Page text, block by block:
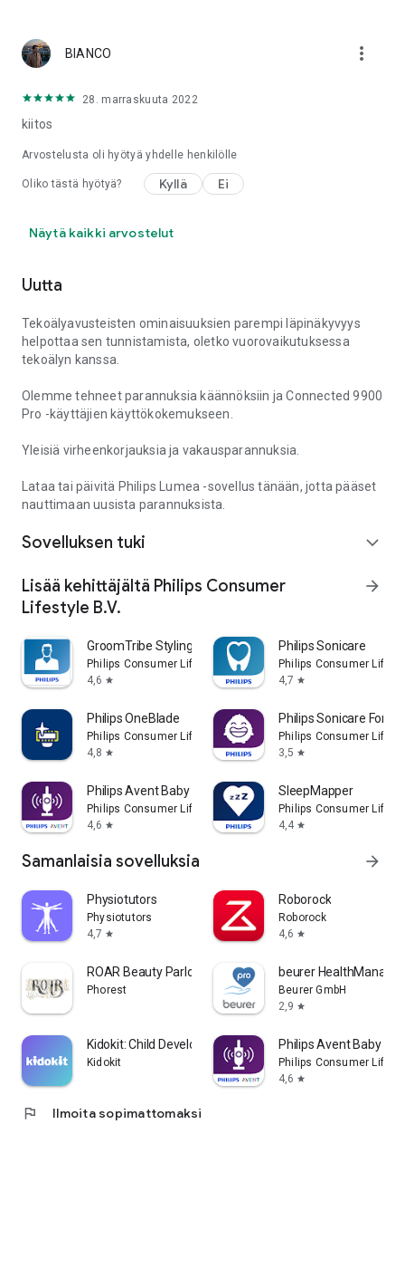
BIANCO more_vert
28. marraskuuta 2022
kiitos
Arvostelusta oli hyötyä yhdelle henkilölle
Oliko tästä hyötyä? Kyllä Ei
Näytä kaikki arvostelut
Uutta
Tekoälyavusteisten ominaisuuksien parempi läpinäkyvyys
helpottaa sen tunnistamista, oletko vuorovaikutuksessa
tekoälyn kanssa.
Olemme tehneet parannuksia käännöksiin ja Connected 9900
Pro -käyttäjien käyttökokemukseen.
Yleisiä virheenkorjauksia ja vakausparannuksia.
Lataa tai päivitä Philips Lumea -sovellus tänään, jotta pääset
nauttimaan uusista parannuksista.
Sovelluksen tuki expand_more
Lisää kehittäjältä Philips Consumer
Lifestyle B.V.
arrow_forward
GroomTribe Styling and Shaving
Philips Consumer Lifestyle B.V.
4,6 star
Philips Sonicare
Philips Consumer
4,7 star
Philips OneBlade
Philips Consumer Lifestyle B.V.
4,8 star
Philips Sonicare For
Philips Consumer
3,5 star
Philips Avent Baby Monitor+
Philips Consumer Lifestyle B.V.
4,6 star
SleepMapper
Philips Consumer
4,4 star
Samanlaisia sovelluksia arrow_forward
Physiotutors
Physiotutors
4,7 star
Roborock
Roborock
4,6 star
ROAR Beauty Parlor
Phorest
beurer
Beurer GmbH
2,9 star
Kidokit: Child Development
Kidokit
Philips Avent Baby
Philips Consumer
4,6 star
flag Ilmoita sopimattomaksi